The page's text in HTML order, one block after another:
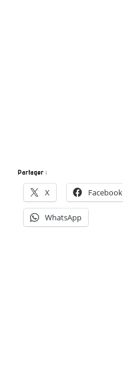
Partager :
X Facebook
WhatsApp